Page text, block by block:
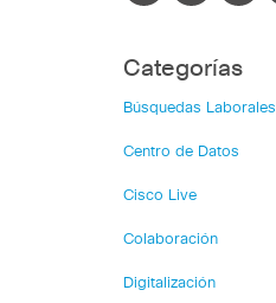
Categorías
Búsquedas Laborales
Centro de Datos
Cisco Live
Colaboración
Digitalización